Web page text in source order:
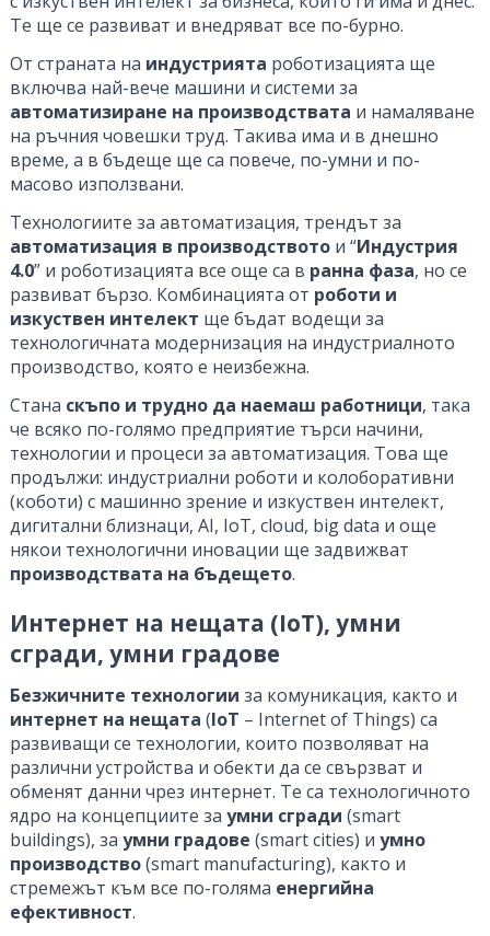
Те ще се развиват и внедряват все по-бурно.
От страната на индустрията роботизацията ще
включва най-вече машини и системи за
автоматизиране на производствата и намаляване
на ръчния човешки труд. Такива има и в днешно
време, а в бъдеще ще са повече, по-умни и по-
масово използвани.
Технологиите за автоматизация, трендът за
автоматизация в производствотои “Индустрия
4.0” и роботизацията все още са в ранна фаза, но се
развиват бързо. Комбинацията от роботи и
изкуствен интелект ще бъдат водещи за
технологичната модернизация на индустриалното
производство, която е неизбежна.
Стана скъпо и трудно да наемаш работници, така
че всяко по-голямо предприятие търси начини,
технологии и процеси за автоматизация. Това ще
продължи: индустриални роботи и колоборативни
(коботи) с машинно зрение и изкуствен интелект,
дигитални близнаци, AI, IoT, cloud, big data и още
някои технологични иновации ще задвижват
производствата на бъдещето.
Интернет на нещата (IoT), умни
сгради, умни градове
Безжичните технологии за комуникация, както и
интернет на нещата (IoT – Internet of Things) са
развиващи се технологии, които позволяват на
различни устройства и обекти да се свързват и
обменят данни чрез интернет. Те са технологичното
ядро на концепциите за умни сгради (smart
buildings), за умни градове (smart cities) и умно
производство(smart manufacturing), както и
стремежът към все по-голяма енергийна
ефективност.